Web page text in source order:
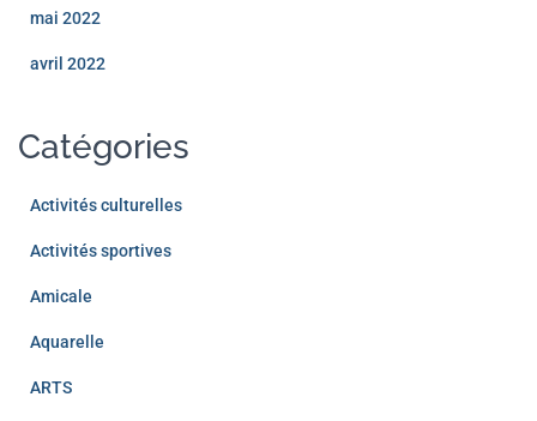
mai 2022
avril 2022
Catégories
Activités culturelles
Activités sportives
Amicale
Aquarelle
ARTS